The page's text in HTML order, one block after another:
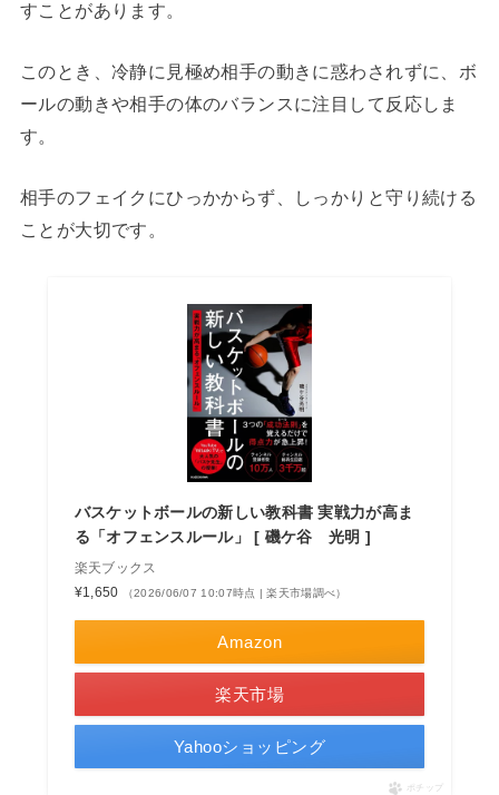
すことがあります。
このとき、冷静に見極め相手の動きに惑わされずに、ボ
ールの動きや相手の体のバランスに注目して反応しま
す。
相手のフェイクにひっかからず、しっかりと守り続ける
ことが大切です。
バスケットボールの新しい教科書 実戦力が高ま
る「オフェンスルール」 [ 磯ケ谷 光明 ]
楽天ブックス
¥1,650
（2026/06/07 10:07時点 | 楽天市場調べ）
Amazon
楽天市場
Yahooショッピング
ポチップ